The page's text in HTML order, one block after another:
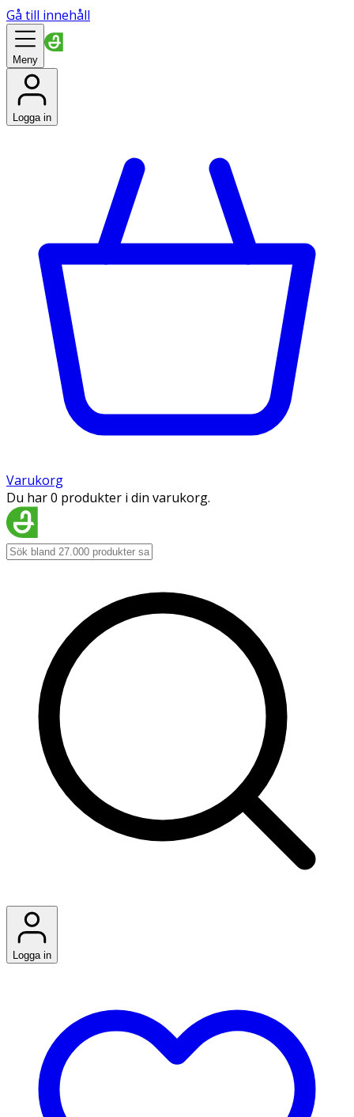
Gå till innehåll
Meny
Logga in
Varukorg
Du har 0 produkter i din varukorg.
Logga in